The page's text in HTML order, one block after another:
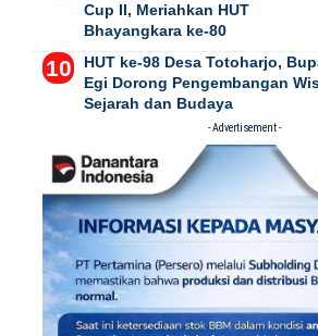
Cup II, Meriahkan HUT
Bhayangkara ke-80
HUT ke-98 Desa Totoharjo,
Egi Dorong Pengembangan
Sejarah dan Budaya
- Advertisement -